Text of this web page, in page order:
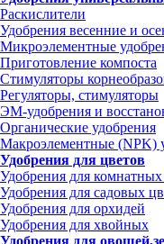
Раскислители
Удобрения весенние и
Микроэлементные
Приготовление компоста
Стимуляторы
Регуляторы, стимуляторы
ЭМ-удобрения и
Органические удобрения
Макроэлементные (NPK)
Удобрения для цветов
Удобрения для комнатных
Удобрения для садовых
Удобрения для орхидей
Удобрения для хвойных
Удобрения для